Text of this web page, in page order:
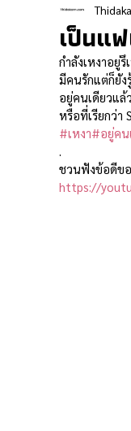
รวมทิปชะลอวัย #อ่าน
รวมสรุปสาระจากพอด
เป็นแ
กำลังเหงาอยู่รึ
มีคนรักแต่ก็ยัง
อยู่คนเดียวแล้
หรือที่เรียกว่า
#เหงา#อยู่คน
.
ชวนฟังข้อดีข
https://